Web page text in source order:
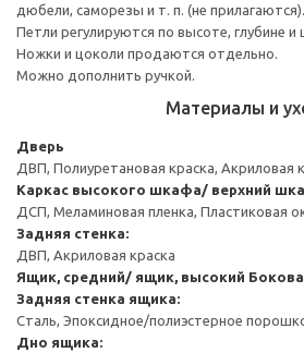
дюбели, саморезы и т. п. (не прилагаются).
Петли регулируются по высоте, глубине и
Ножки и цоколи продаются отдельно.
Можно дополнить ручкой.
Материалы и
Дверь
ДВП, Полиуретановая краска, Акриловая
Каркас высокого шкафа/ верхний
ДСП, Меламиновая пленка, Пластиковая
Задняя стенка:
ДВП, Акриловая краска
Ящик, средний/ ящик, высокий
Задняя стенка ящика:
Сталь, Эпоксидное/полиэстерное
Дно ящика: